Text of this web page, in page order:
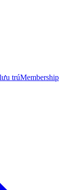
trúMembership